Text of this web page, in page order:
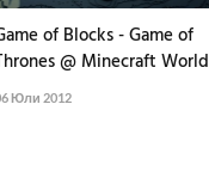
of Blocks - Game of
@ Minecraft World
Юли 2012